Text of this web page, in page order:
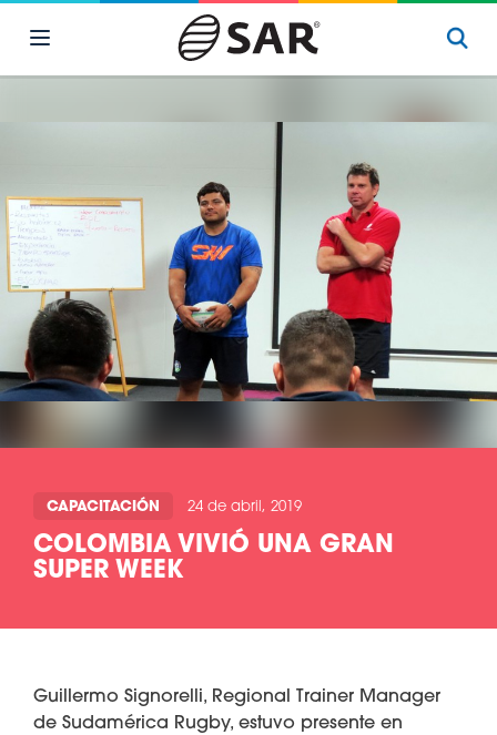
CAPACITACIÓN 24 de abril, 2019
COLOMBIA VIVIÓ UNA GRAN
SUPER WEEK
Guillermo Signorelli, Regional Trainer Manager
de Sudamérica Rugby, estuvo presente en